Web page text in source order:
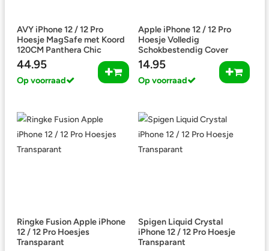
AVY iPhone 12 / 12 Pro
Hoesje MagSafe met Koord
120CM Panthera Chic
44.95
Op voorraad
Apple iPhone 12 / 12 Pro
Hoesje Volledig
Schokbestendig Cover
Zwart
14.95
Op voorraad
Ringke Fusion Apple iPhone
12 / 12 Pro Hoesjes
Transparant
Spigen Liquid Crystal
iPhone 12 / 12 Pro Hoesje
Transparant